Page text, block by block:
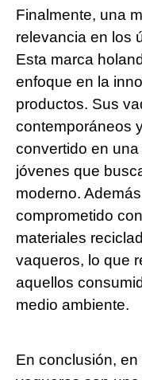
Finalmente, una
⁤relevancia en los
⁣Esta marca
enfoque en la​
productos. Sus
contemporáneos
convertido en
jóvenes que
moderno.
comprometido⁤
materiales
vaqueros, lo que
aquellos‍
medio ambiente.
En conclusión,